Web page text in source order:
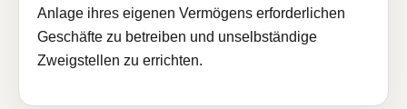
Anlage ihres eigenen Vermögens erforderlichen
Geschäfte zu betreiben und unselbständige
Zweigstellen zu errichten.